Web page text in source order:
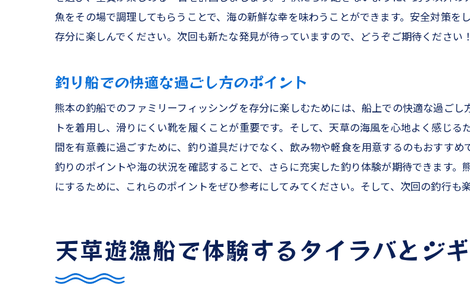
根魚を狙うための釣りテクニック
熊本の海で出会う多様な魚種
釣りの成果を家族で味わう喜び
熊本釣船での釣り体験を満喫
ティップランで楽しむ熊本の海アカイカ釣りの
ティップラン釣りの魅力を知ろう
アカイカを狙うための準備と方法
熊本の海で楽しむ夜釣りの楽しみ
アカイカの美味しさを体感しよう
釣ったアカイカで作る家族ディナー
魚をその場で調理してもらうことで、海の新鮮な幸を味わうことができます。安全対策
存分に楽しんでください。次回も新たな発見が待っていますので、どうぞご期待ください！
釣り船での快適な過ごし方のポイント
熊本の釣船でのファミリーフィッシングを存分に楽しむためには、船上での快適な過ご
トを着用し、滑りにくい靴を履くことが重要です。そして、天草の海風を心地よく感じ
間を有意義に過ごすために、釣り道具だけでなく、飲み物や軽食を用意するのもおすすめ
釣りのポイントや海の状況を確認することで、さらに充実した釣り体験が期待できます
にするために、これらのポイントをぜひ参考にしてみてください。そして、次回の釣行も
天草遊漁船で体験するタイラバとジ